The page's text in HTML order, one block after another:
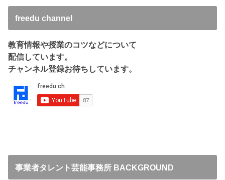
freedu channel
教育情報や授業のコツなどについて
配信しています。
チャンネル登録お待ちしています。
事業者タレント芸能事務所 BACKGROUND